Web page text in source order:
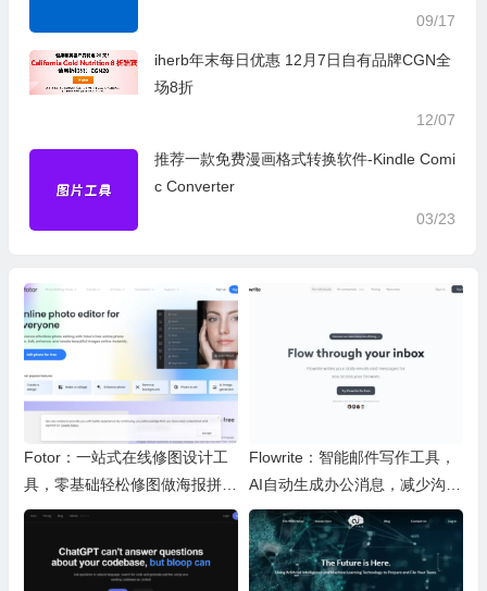
09/17
iherb年末每日优惠 12月7日自有品牌CGN全
场8折
12/07
推荐一款免费漫画格式转换软件-Kindle Comi
c Converter
03/23
Fotor：一站式在线修图设计工
具，零基础轻松修图做海报拼图
文创内容
Flowrite：智能邮件写作工具，
AI自动生成办公消息，减少沟通
时间，提升办公效率